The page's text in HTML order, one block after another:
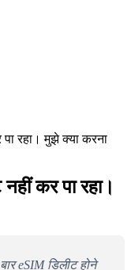
रहा। मुझे क्या करना
कर पा रहा।
eSIM डिलीट होने